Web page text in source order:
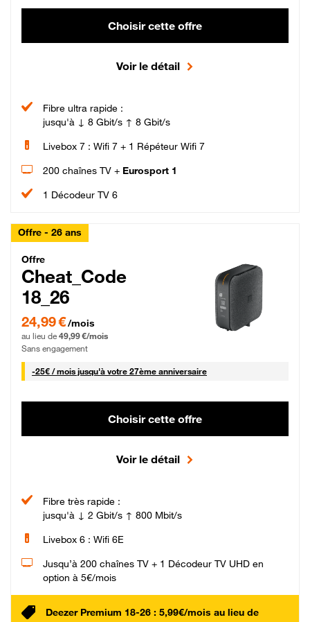
Choisir cette offre
Voir le détail
Fibre ultra rapide :
jusqu'à ↓ 8 Gbit/s ↑ 8 Gbit/s
Livebox 7 : Wifi 7 + 1 Répéteur Wifi 7
200 chaînes TV + Eurosport 1
1 Décodeur TV 6
Offre - 26 ans
Cheat_Code Fibre_18_26
Offre
Cheat_Code
18_26
24,99 € par mois pendant 0 mois puis 49,99 € par mois, Sans engagement
24,99 €/mois
au lieu de 49,99 €/mois
Sans engagement
-25€ / mois25 € par mois
jusqu'à votre 27ème anniversaire
Choisir cette offre
Voir le détail
Fibre très rapide :
jusqu'à ↓ 2 Gbit/s ↑ 800 Mbit/s
Livebox 6 : Wifi 6E
Jusqu’à 200 chaînes TV + 1 Décodeur TV UHD en
option à 5€/mois
Deezer Premium 18-26 : 5,99€/mois au lieu de